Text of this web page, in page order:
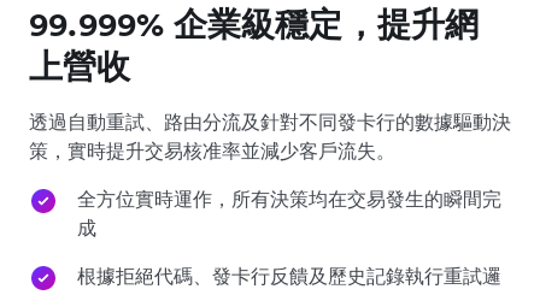
99.999% 企業級穩定，提升網
上營收
透過自動重試、路由分流及針對不同發卡行的數據驅動決
策，實時提升交易核准率並減少客戶流失。
全方位實時運作，所有決策均在交易發生的瞬間完
成
根據拒絕代碼、發卡行反饋及歷史記錄執行重試邏